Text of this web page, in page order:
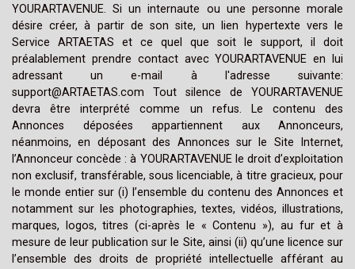
YOURARTAVENUE. Si un internaute ou une personne morale
désire créer, à partir de son site, un lien hypertexte vers le
Service ARTAETAS et ce quel que soit le support, il doit
préalablement prendre contact avec YOURARTAVENUE en lui
adressant un e-mail à l'adresse suivante:
support@ARTAETAS.com Tout silence de YOURARTAVENUE
devra être interprété comme un refus. Le contenu des
Annonces déposées appartiennent aux Annonceurs,
néanmoins, en déposant des Annonces sur le Site Internet,
l’Annonceur concède : à YOURARTAVENUE le droit d’exploitation
non exclusif, transférable, sous licenciable, à titre gracieux, pour
le monde entier sur (i) l’ensemble du contenu des Annonces et
notamment sur les photographies, textes, vidéos, illustrations,
marques, logos, titres (ci-après le « Contenu »), au fur et à
mesure de leur publication sur le Site, ainsi (ii) qu’une licence sur
l’ensemble des droits de propriété intellectuelle afférant au